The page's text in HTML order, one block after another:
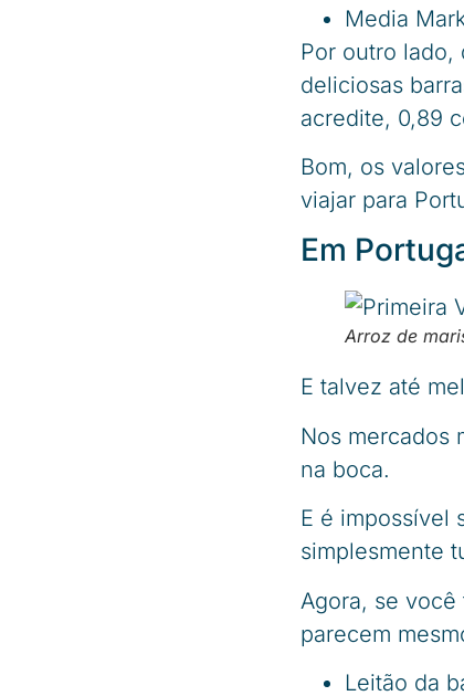
Media
Por outro lado,
deliciosas
acredite, 0,89
Bom, os
viajar para
Em
Arroz de
E talvez até
Nos mercados
na boca.
E é impossível
simplesmente
Agora, se
parecem
Leitão da